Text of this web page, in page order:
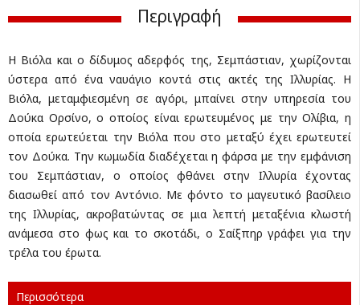
Περιγραφή
Η Βιόλα και ο δίδυμος αδερφός της, Σεμπάστιαν, χωρίζονται
ύστερα από ένα ναυάγιο κοντά στις ακτές της Ιλλυρίας. Η
Βιόλα, μεταμφιεσμένη σε αγόρι, μπαίνει στην υπηρεσία του
Δούκα Ορσίνο, ο οποίος είναι ερωτευμένος με την Ολίβια, η
οποία ερωτεύεται την Βιόλα που στο μεταξύ έχει ερωτευτεί
τον Δούκα. Την κωμωδία διαδέχεται η φάρσα με την εμφάνιση
του Σεμπάστιαν, ο οποίος φθάνει στην Ιλλυρία έχοντας
διασωθεί από τον Αντόνιο. Με φόντο το μαγευτικό βασίλειο
της Ιλλυρίας, ακροβατώντας σε μια λεπτή μεταξένια κλωστή
ανάμεσα στο φως και το σκοτάδι, ο Σαίξπηρ γράφει για την
τρέλα του έρωτα.
Περισσότερα